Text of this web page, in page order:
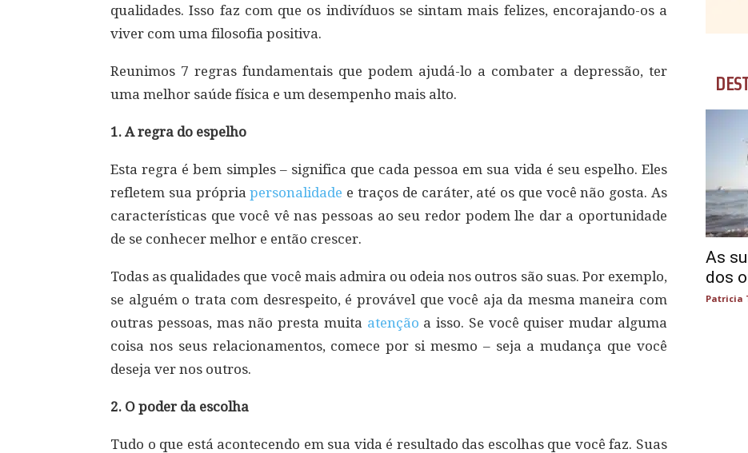
qualidades. Isso faz com que os indivíduos se sintam mais felizes, encorajando-os a
viver com uma filosofia positiva.
Reunimos 7 regras fundamentais que podem ajudá-lo a combater a depressão, ter
uma melhor saúde física e um desempenho mais alto.
1. A regra do espelho
Esta regra é bem simples – significa que cada pessoa em sua vida é seu espelho. Eles
refletem sua própriapersonalidade e traços de caráter, até os que você não gosta. As
características que você vê nas pessoas ao seu redor podem lhe dar a oportunidade
de se conhecer melhor e então crescer.
Todas as qualidades que você mais admira ou odeia nos outros são suas. Por exemplo,
se alguém o trata com desrespeito, é provável que você aja da mesma maneira com
outras pessoas, mas não presta muita atenção a isso. Se você quiser mudar alguma
coisa nos seus relacionamentos, comece por si mesmo – seja a mudança que você
deseja ver nos outros.
2. O poder da escolha
Tudo o que está acontecendo em sua vida é resultado das escolhas que você faz. Suas
As
dos
Patricia